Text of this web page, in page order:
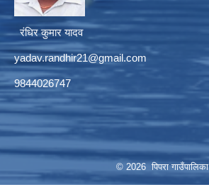
रंधिर कुमार यादव
yadav.randhir21@gmail.com
9844026747
© 2026 पिपरा गाउँपालिका